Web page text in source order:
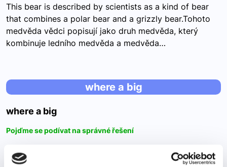
This bear is described by scientists as a kind of bear
that combines a polar bear and a grizzly bear.Tohoto
medvěda vědci popisují jako druh medvěda, který
kombinuje ledního medvěda a medvěda…
where a big
where a big
Pojďme se podívat na správné řešení
The most popular attraction is the railway station
where a big board with the name of the village can be